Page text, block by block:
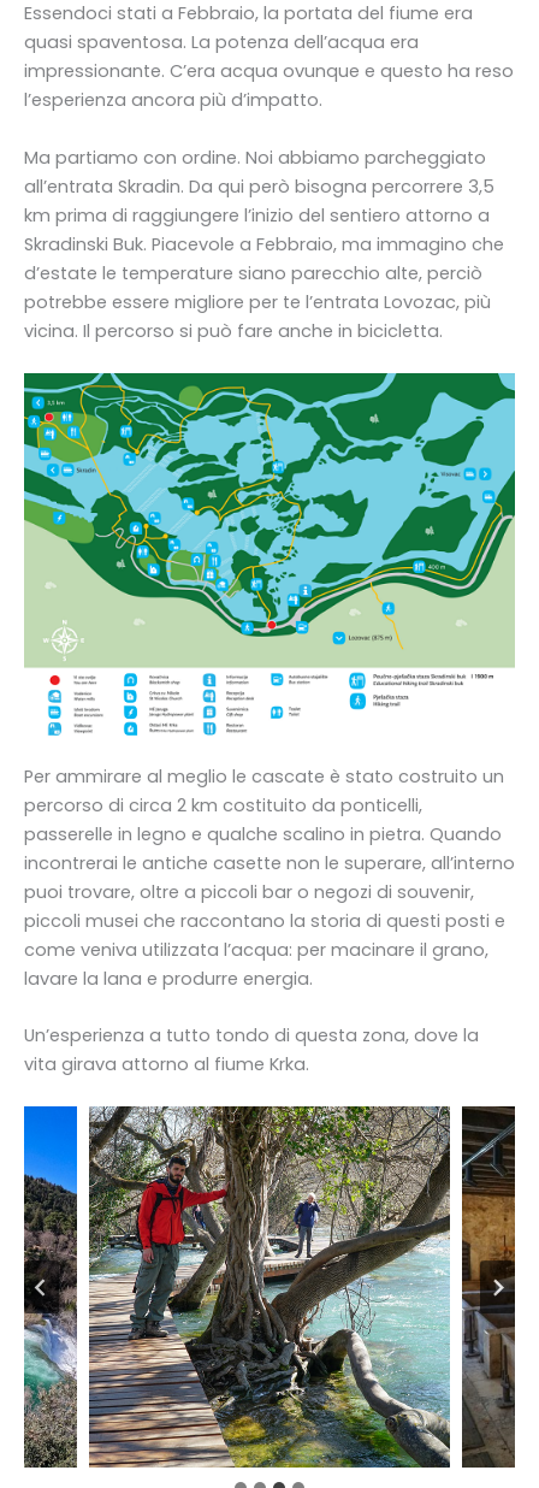
Essendoci stati a Febbraio, la portata del fiume era
quasi spaventosa. La potenza dell’acqua era
impressionante. C’era acqua ovunque e questo ha reso
l’esperienza ancora più d’impatto.
Ma partiamo con ordine. Noi abbiamo parcheggiato
all’entrata Skradin. Da qui però bisogna percorrere 3,5
km prima di raggiungere l’inizio del sentiero attorno a
Skradinski Buk. Piacevole a Febbraio, ma immagino che
d’estate le temperature siano parecchio alte, perciò
potrebbe essere migliore per te l’entrata Lovozac, più
vicina. Il percorso si può fare anche in bicicletta.
Per ammirare al meglio le cascate è stato costruito un
percorso di circa 2 km costituito da ponticelli,
passerelle in legno e qualche scalino in pietra. Quando
incontrerai le antiche casette non le superare, all’interno
puoi trovare, oltre a piccoli bar o negozi di souvenir,
piccoli musei che raccontano la storia di questi posti e
come veniva utilizzata l’acqua: per macinare il grano,
lavare la lana e produrre energia.
Un’esperienza a tutto tondo di questa zona, dove la
vita girava attorno al fiume Krka.